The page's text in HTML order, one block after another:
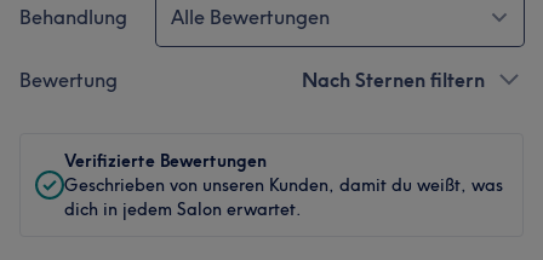
Behandlung Alle Bewertungen
Bewertung Nach Sternen filtern
Verifizierte Bewertungen
Geschrieben von unseren Kunden, damit du weißt, was
dich in jedem Salon erwartet.